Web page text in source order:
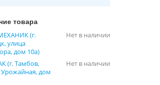
товара
(г.
улица
дом 10а)
Нет в наличии
(г. Тамбов,
Урожайная, дом
Нет в наличии